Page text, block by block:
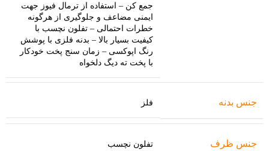
جمع کن – استفاده از ترمال فیوز جهت
ایمنی مضاعف و جلوگیری از هرگونه
خطرات احتمالی – تفلون نچسب با
کیفیت بسیار بالا – بدنه فلزی با پوشش
رنگ اپوکسی – زمان سنج پخت خودکار
با پخت ته دیگ دلخواه
جنس بدنه فلز
جنس ظرف تفلون نچسب